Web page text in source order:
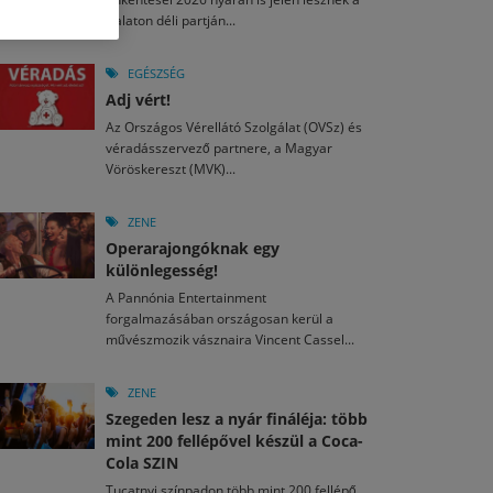
2026. JÚL. 15.
nézők 10 kedvenc filmje 2026 első félévében
2026. JÚL. 3.
án hozzánk is megérkezik a Rocktábor
2026. JÚL. 29.
a jubileumi Művészetek Völgye – még öt
kulturális ünnep
Fesztivál 2026
egy mese: 30 napos mesekihívást indít a Libri
2026. MÁJ. 11.
László kapta az Artisjus Irodalmi Nagydíjat
Balaton déli partján...
EGÉSZSÉG
Adj vért!
Az Országos Vérellátó Szolgálat (OVSz) és
véradásszervező partnere, a Magyar
Vöröskereszt (MVK)...
ZENE
Operarajongóknak egy
különlegesség!
A Pannónia Entertainment
forgalmazásában országosan kerül a
művészmozik vásznaira Vincent Cassel...
ZENE
Szegeden lesz a nyár fináléja: több
mint 200 fellépővel készül a Coca-
Cola SZIN